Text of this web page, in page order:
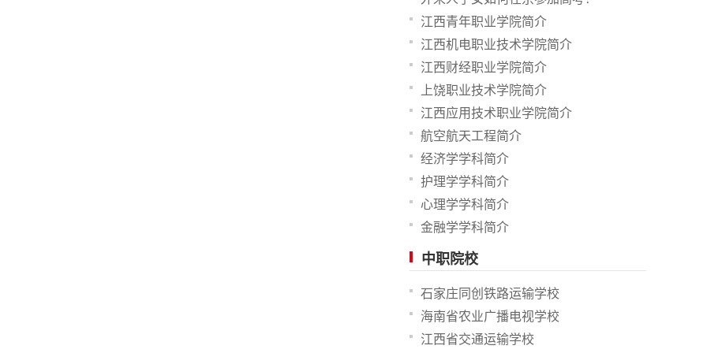
江西青年职业学院简介
江西机电职业技术学院简介
江西财经职业学院简介
上饶职业技术学院简介
江西应用技术职业学院简介
航空航天工程简介
经济学学科简介
护理学学科简介
心理学学科简介
金融学学科简介
中职院校
石家庄同创铁路运输学校
海南省农业广播电视学校
江西省交通运输学校